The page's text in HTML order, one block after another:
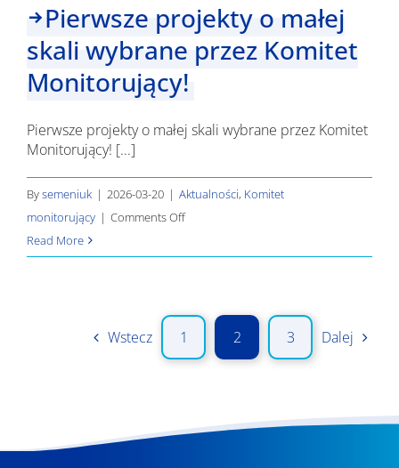
Pierwsze projekty o małej
skali wybrane przez Komitet
Monitorujący!
Pierwsze projekty o małej skali wybrane przez Komitet
Monitorujący! [...]
Bysemeniuk | 2026-03-20 | Aktualności, Komitet
monitorujący | Comments Offon
skali
wybrane
Monitorujący!
Read More
Wstecz 1 2 3 Dalej